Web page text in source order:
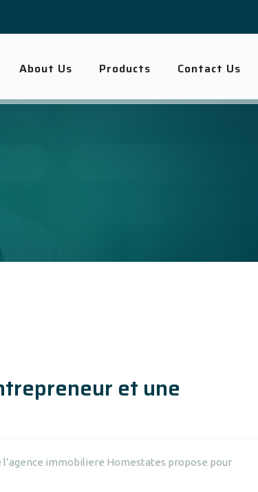
About Us Products Contact Us
et une
l’agence immobiliere Homestates propose pour